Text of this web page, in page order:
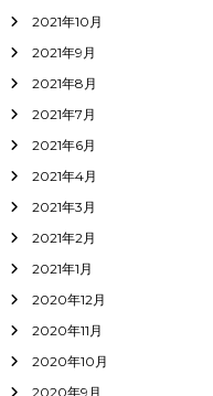
2021年10月
2021年9月
2021年8月
2021年7月
2021年6月
2021年4月
2021年3月
2021年2月
2021年1月
2020年12月
2020年11月
2020年10月
2020年9月